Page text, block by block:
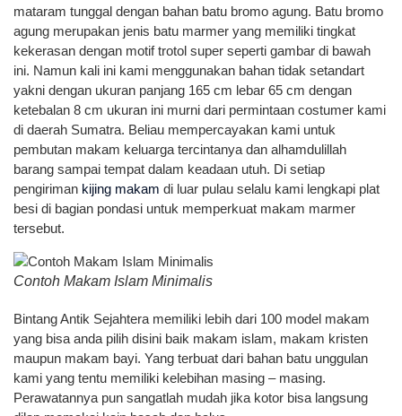
mataram tunggal dengan bahan batu bromo agung. Batu bromo
agung merupakan jenis batu marmer yang memiliki tingkat
kekerasan dengan motif trotol super seperti gambar di bawah
ini. Namun kali ini kami menggunakan bahan tidak setandart
yakni dengan ukuran panjang 165 cm lebar 65 cm dengan
ketebalan 8 cm ukuran ini murni dari permintaan costumer kami
di daerah Sumatra. Beliau mempercayakan kami untuk
pembutan makam keluarga tercintanya dan alhamdulillah
barang sampai tempat dalam keadaan utuh. Di setiap
pengiriman kijing makam di luar pulau selalu kami lengkapi plat
besi di bagian pondasi untuk memperkuat makam marmer
tersebut.
Contoh Makam Islam Minimalis
Bintang Antik Sejahtera memiliki lebih dari 100 model makam
yang bisa anda pilih disini baik makam islam, makam kristen
maupun makam bayi. Yang terbuat dari bahan batu unggulan
kami yang tentu memiliki kelebihan masing – masing.
Perawatannya pun sangatlah mudah jika kotor bisa langsung